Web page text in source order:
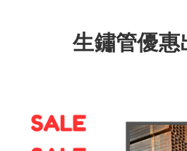
生鏽管優惠